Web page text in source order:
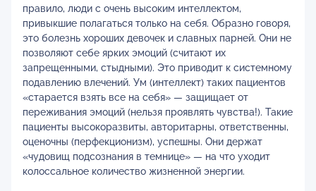
правило, люди с очень высоким интеллектом,
привыкшие полагаться только на себя. Образно говоря,
это болезнь хороших девочек и славных парней. Они не
позволяют себе ярких эмоций (считают их
запрещенными, стыдными). Это приводит к системному
подавлению влечений. Ум (интеллект) таких пациентов
«старается взять все на себя» — защищает от
переживания эмоций (нельзя проявлять чувства!). Такие
пациенты высокоразвиты, авторитарны, ответственны,
оценочны (перфекционизм), успешны. Они держат
«чудовищ подсознания в темнице» — на что уходит
колоссальное количество жизненной энергии.